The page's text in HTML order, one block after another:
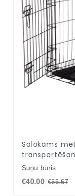
Salokāms
Suņu būris
€40.00 €66.67